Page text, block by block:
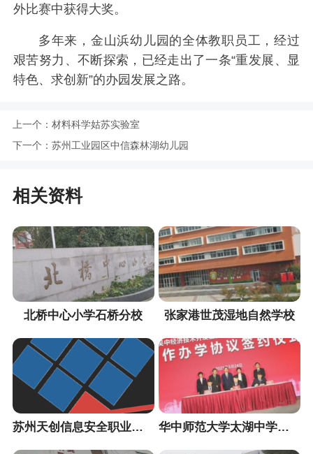
外比赛中获得大奖。
多年来，金山浜幼儿园的全体教职员工，经过
艰苦努力、不断探索，已经走出了一条“重发展、显
特色、求创新”的办园发展之路。
上一个： 材料科学姑苏实验室
下一个： 苏州工业园区中信森林湖幼儿园
相关资料
北桥中心小学石桥分校 张家港世茂湿地自然学校
苏州天创信息安全职业培训中心 华中师范大学太湖中学（暂定名）